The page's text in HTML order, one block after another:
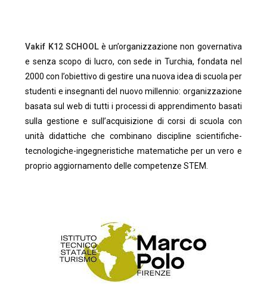
Vakif K12 SCHOOLè un’organizzazione non governativa
e senza scopo di lucro, con sede in Turchia, fondata nel
2000 con l’obiettivo di gestire una nuova idea di scuola per
studenti e insegnanti del nuovo millennio: organizzazione
basata sul web di tutti i processi di apprendimento basati
sulla gestione e sull’acquisizione di corsi di scuola con
unità didattiche che combinano discipline scientifiche-
tecnologiche-ingegneristiche matematiche per un vero e
proprio aggiornamento delle competenze STEM.